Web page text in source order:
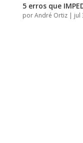
5 erros que
porAndré Ortiz| jul